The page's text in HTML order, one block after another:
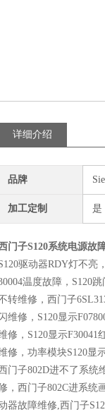
详细介绍
品牌
加工定制 是
门子S120系统电源故
驱动器RDY灯不亮
温度故障，S120
转维修，西门子
维修，S120显示
修，S120显示F30041
修，功率模块S120显
门子802D进不了系统
，西门子802C进系统
器故障维修,西门子